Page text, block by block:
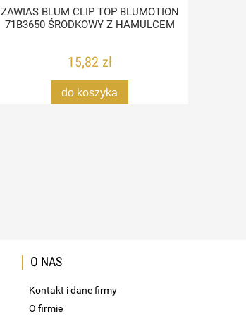
ZAWIAS BLUM CLIP TOP BLUMOTION
71B3650 ŚRODKOWY Z HAMULCEM
15,82 zł
do koszyka
O NAS
Kontakt i dane firmy
O firmie